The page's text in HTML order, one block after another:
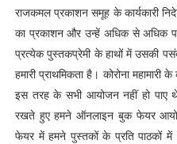
राजकमल प्रकाशन समूह के कार्यकारी
का प्रकाशन और उन्हें अधिक से अधिक
प्रत्येक पुस्तकप्रेमी के हाथों में उसकी
हमारी प्राथमिकता है। कोरोना
इस तरह के सभी आयोजन नहीं हो पाए
रखते हुए हमने ऑनलाइन बुक फेयर
फेयर में हमने पुस्तकों के प्रति पाठकों